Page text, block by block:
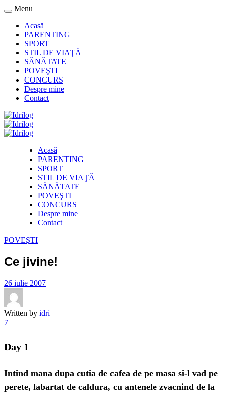
Menu
Acasă
PARENTING
SPORT
STIL DE VIAŢĂ
SĂNĂTATE
POVEŞTI
CONCURS
Despre mine
Contact
Acasă
PARENTING
SPORT
STIL DE VIAŢĂ
SĂNĂTATE
POVEŞTI
CONCURS
Despre mine
Contact
POVEŞTI
Ce jivine!
26 iulie 2007
Written by idri
7
Day 1
Intind mana dupa cutia de cafea de pe masa si-l vad pe
perete, labartat de caldura, cu antenele zvacnind de la